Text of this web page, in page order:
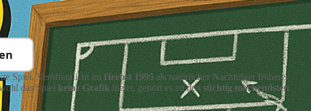
Spiel. Veröffentlicht im Herbst 1995 als natürlicher Nachfolger früherer
das Spiel keine Grafik bietet, gehört es zu den süchtig machendsten